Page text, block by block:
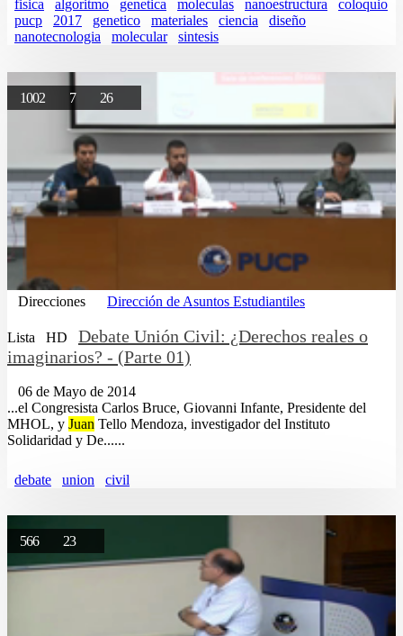
fisica algoritmo genetica moleculas nanoestructura
coloquio
pucp
2017 genetico materiales ciencia
diseño
nanotecnologia
molecular sintesis
1002 7 26
Direcciones Dirección de Asuntos Estudiantiles
Lista HD
Debate Unión Civil: ¿Derechos reales o
imaginarios? - (Parte 01)
06 de Mayo de 2014
...el Congresista Carlos Bruce, Giovanni Infante, Presidente del
MHOL, y Juan Tello Mendoza, investigador del Instituto
Solidaridad y De......
debate union civil
566 23